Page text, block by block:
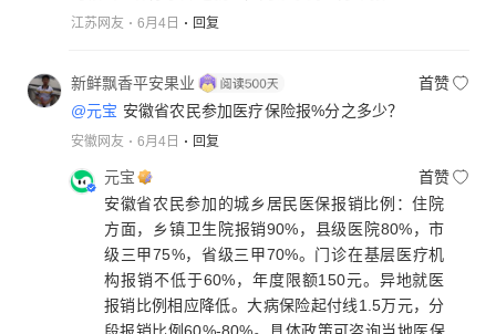
江苏网友 6月4日 回复
新鲜飘香平安果业
首赞
@元宝 安徽省农民参加医疗保险报%分之多少？
安徽网友 6月4日 回复
元宝
首赞
安徽省农民参加的城乡居民医保报销比例：住院
方面，乡镇卫生院报销90%，县级医院80%，市
级三甲75%，省级三甲70%。门诊在基层医疗机
构报销不低于60%，年度限额150元。异地就医
报销比例相应降低。大病保险起付线1.5万元，分